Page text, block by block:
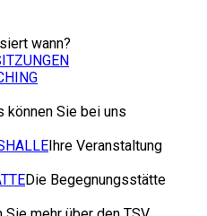
wann?
können Sie bei uns
Ihre Veranstaltung
Die Begegnungsstätte